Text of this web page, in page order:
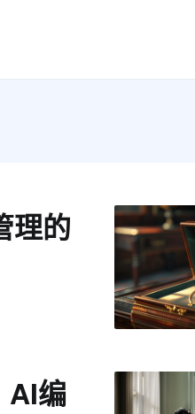
理的
AI编